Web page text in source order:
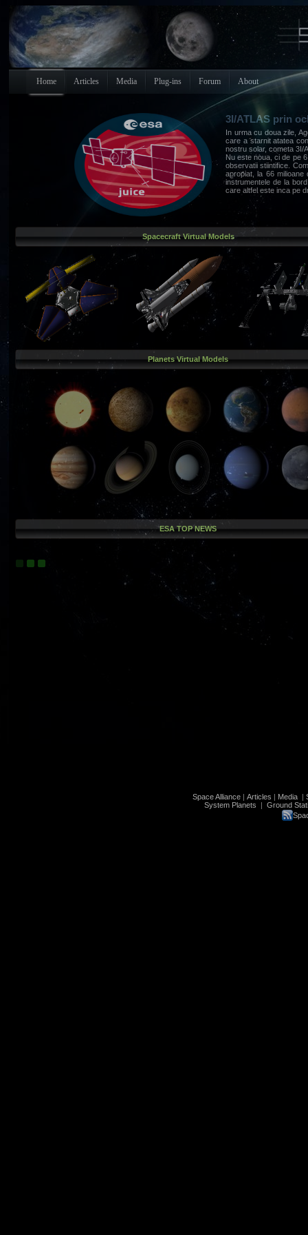
Home Articles Media Plug-ins Forum About
3I/ATLAS prin
In urma cu doua zile,
care a starnit atatea
nostru solar, cometa 3I/
Nu este noua, ci de pe
observatii stiintifice.
apropiat, la 66
instrumentele de la
care altfel este inca pe
Spacecraft Virtual Models
Planets Virtual Models
ESA TOP NEWS
Space Alliance | Articles | Media |
System Planets
| Ground